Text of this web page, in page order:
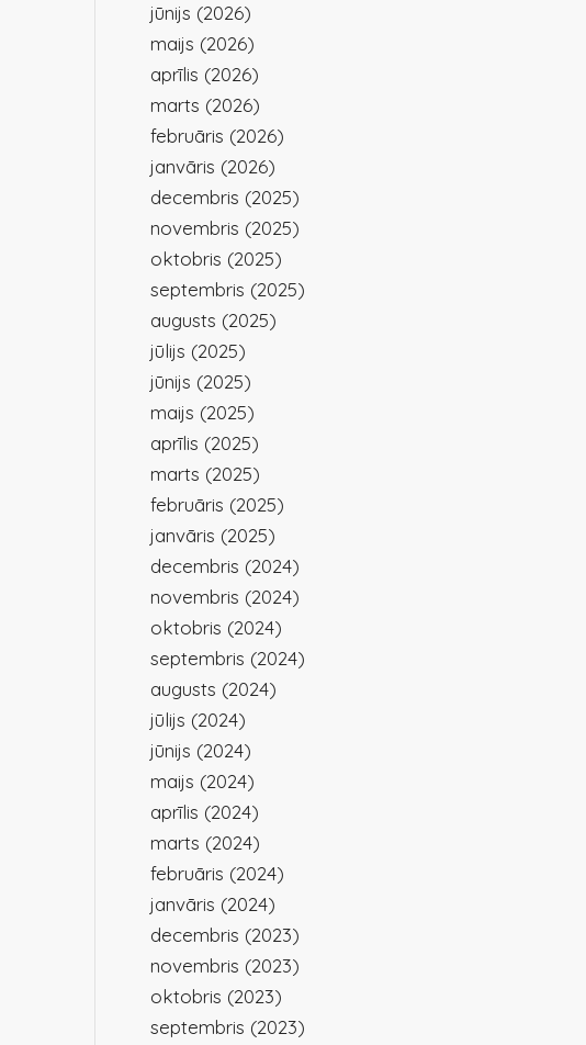
jūnijs (2026)
maijs (2026)
aprīlis (2026)
marts (2026)
februāris (2026)
janvāris (2026)
decembris (2025)
novembris (2025)
oktobris (2025)
septembris (2025)
augusts (2025)
jūlijs (2025)
jūnijs (2025)
maijs (2025)
aprīlis (2025)
marts (2025)
februāris (2025)
janvāris (2025)
decembris (2024)
novembris (2024)
oktobris (2024)
septembris (2024)
augusts (2024)
jūlijs (2024)
jūnijs (2024)
maijs (2024)
aprīlis (2024)
marts (2024)
februāris (2024)
janvāris (2024)
decembris (2023)
novembris (2023)
oktobris (2023)
septembris (2023)